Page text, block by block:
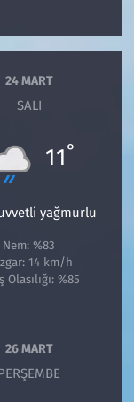
24 MART
SALI
11°
yağmurlu
Nem: %83
14 km/h
Olasılığı: %85
26 MART